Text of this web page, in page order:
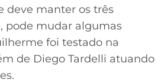
deve manter os três
pode mudar algumas
foi testado na
de Diego Tardelli atuando